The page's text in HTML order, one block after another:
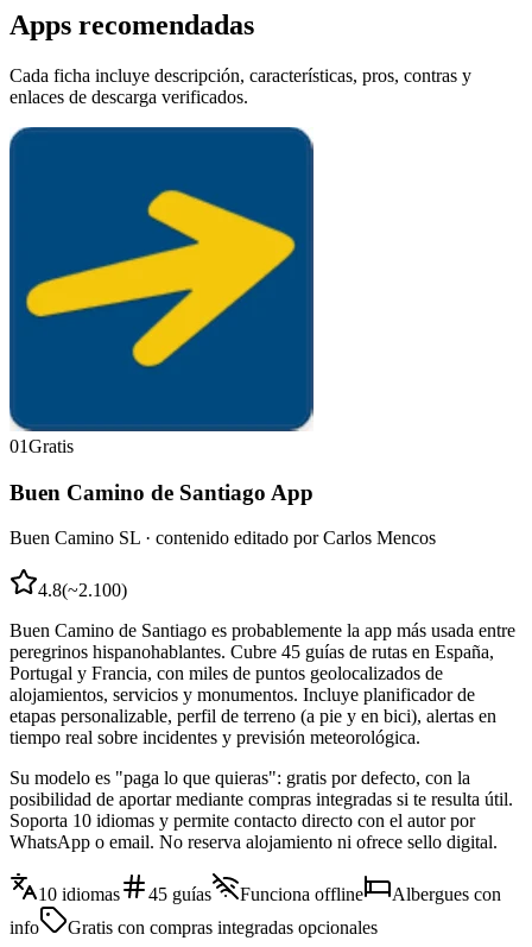
Apps recomendadas
Cada ficha incluye descripción, características, pros, contras y
enlaces de descarga verificados.
01Gratis
Buen Camino de Santiago App
Buen Camino SL · contenido editado por Carlos Mencos
4.8(~2.100)
Buen Camino de Santiago es probablemente la app más usada entre
peregrinos hispanohablantes. Cubre 45 guías de rutas en España,
Portugal y Francia, con miles de puntos geolocalizados de
alojamientos, servicios y monumentos. Incluye planificador de
etapas personalizable, perfil de terreno (a pie y en bici), alertas en
tiempo real sobre incidentes y previsión meteorológica.
Su modelo es "paga lo que quieras": gratis por defecto, con la
posibilidad de aportar mediante compras integradas si te resulta útil.
Soporta 10 idiomas y permite contacto directo con el autor por
WhatsApp o email. No reserva alojamiento ni ofrece sello digital.
10 idiomas 45 guías Funciona offline
Albergues con
info
Gratis con compras integradas opcionales